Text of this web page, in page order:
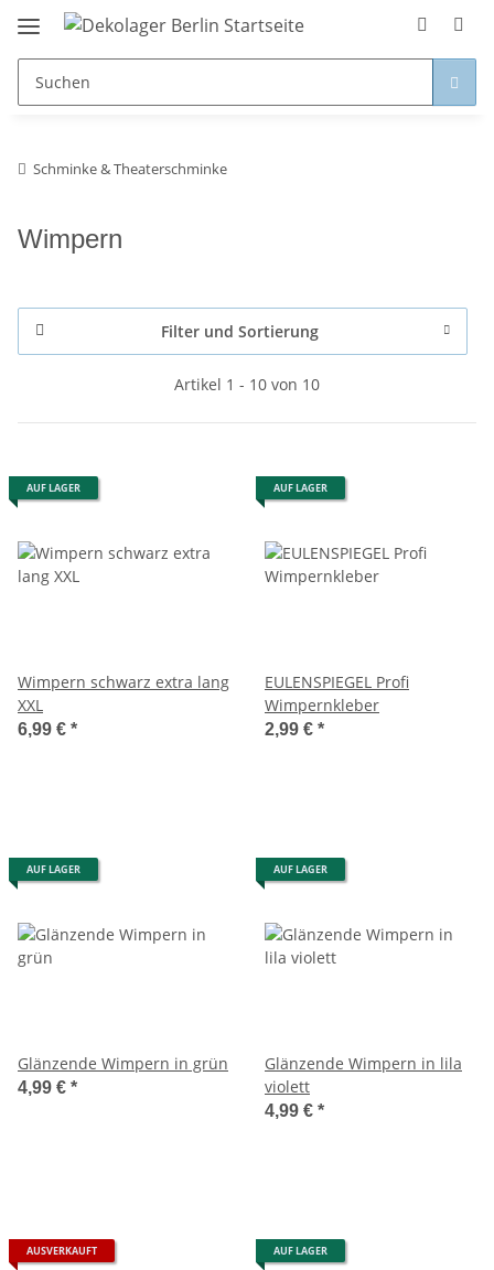
Schminke & Theaterschminke
Wimpern
Filter und Sortierung
Artikel 1 - 10 von 10
AUF LAGER
Wimpern schwarz extra lang
XXL
6,99 € *
AUF LAGER
EULENSPIEGEL Profi
Wimpernkleber
2,99 € *
AUF LAGER
Glänzende Wimpern in grün
4,99 € *
AUF LAGER
Glänzende Wimpern in lila
violett
4,99 € *
AUSVERKAUFT AUF LAGER